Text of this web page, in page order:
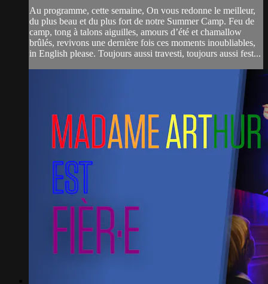
Au programme, cette semaine, On vous redonne le meilleur,
du plus beau et du plus fort de notre Summer Camp. Feu de
camp, tong à talons aiguilles, amours d’été et chamallow
brûlés, revivons une dernière fois ces moments inoubliables,
in English please. Toujours aussi travesti, toujours aussi fest...